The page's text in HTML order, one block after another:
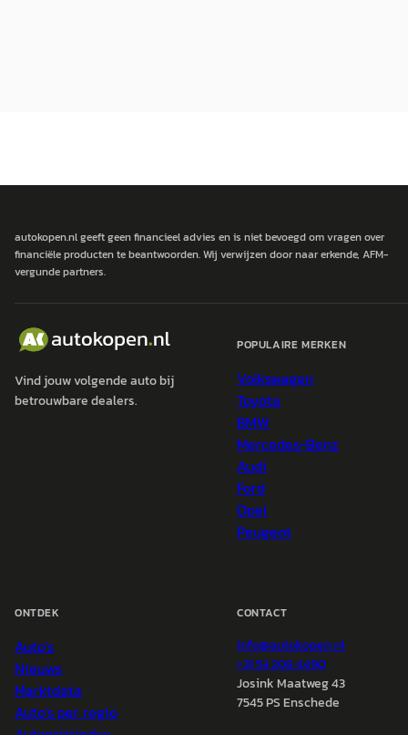
autokopen.nl geeft geen financieel advies en is niet bevoegd om vragen over
financiële producten te beantwoorden. Wij verwijzen door naar erkende, AFM-
vergunde partners.
Vind jouw volgende auto bij
betrouwbare dealers.
POPULAIRE MERKEN
Volkswagen
Toyota
BMW
Mercedes-Benz
Audi
Ford
Opel
Peugeot
ONTDEK
Auto's
Nieuws
Marktdata
Auto's per regio
CONTACT
info@autokopen.nl
+31 53 208 4490
Josink Maatweg 43
7545 PS Enschede